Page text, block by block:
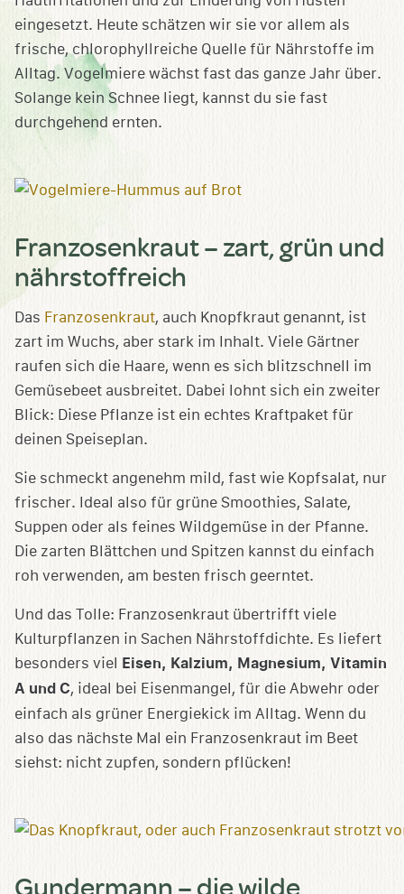
eingesetzt. Heute schätzen wir sie vor allem als
frische, chlorophyllreiche Quelle für Nährstoffe im
Alltag. Vogelmiere wächst fast das ganze Jahr über.
Solange kein Schnee liegt, kannst du sie fast
durchgehend ernten.
Franzosenkraut – zart, grün und
nährstoffreich
Das Franzosenkraut, auch Knopfkraut genannt, ist
zart im Wuchs, aber stark im Inhalt. Viele Gärtner
raufen sich die Haare, wenn es sich blitzschnell im
Gemüsebeet ausbreitet. Dabei lohnt sich ein zweiter
Blick: Diese Pflanze ist ein echtes Kraftpaket für
deinen Speiseplan.
Sie schmeckt angenehm mild, fast wie Kopfsalat, nur
frischer. Ideal also für grüne Smoothies, Salate,
Suppen oder als feines Wildgemüse in der Pfanne.
Die zarten Blättchen und Spitzen kannst du einfach
roh verwenden, am besten frisch geerntet.
Und das Tolle: Franzosenkraut übertrifft viele
Kulturpflanzen in Sachen Nährstoffdichte. Es liefert
besonders viel Eisen, Kalzium, Magnesium, Vitamin
A und C, ideal bei Eisenmangel, für die Abwehr oder
einfach als grüner Energiekick im Alltag. Wenn du
also das nächste Mal ein Franzosenkraut im Beet
siehst: nicht zupfen, sondern pflücken!
Gundermann – die wilde